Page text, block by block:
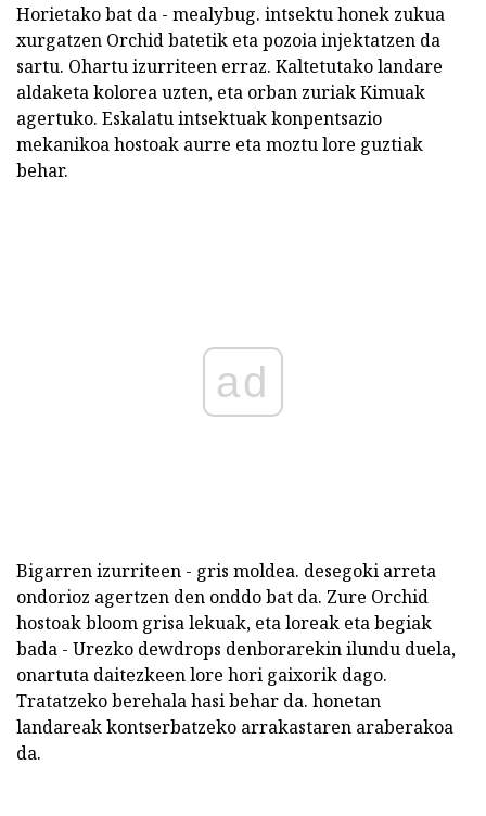
Horietako bat da - mealybug. intsektu honek zukua
xurgatzen Orchid batetik eta pozoia injektatzen da
sartu. Ohartu izurriteen erraz. Kaltetutako landare
aldaketa kolorea uzten, eta orban zuriak Kimuak
agertuko. Eskalatu intsektuak konpentsazio
mekanikoa hostoak aurre eta moztu lore guztiak
behar.
ad
Bigarren izurriteen - gris moldea. desegoki arreta
ondorioz agertzen den onddo bat da. Zure Orchid
hostoak bloom grisa lekuak, eta loreak eta begiak
bada - Urezko dewdrops denborarekin ilundu duela,
onartuta daitezkeen lore hori gaixorik dago.
Tratatzeko berehala hasi behar da. honetan
landareak kontserbatzeko arrakastaren araberakoa
da.